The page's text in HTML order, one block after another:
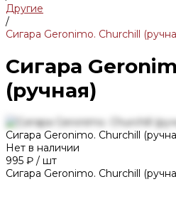
Другие
/
Сигара Geronimo. Churchill
Сигара
(ручная)
Сигара Geronimo. Churchill
Нет в наличии
995 ₽ / шт
Сигара Geronimo. Churchill